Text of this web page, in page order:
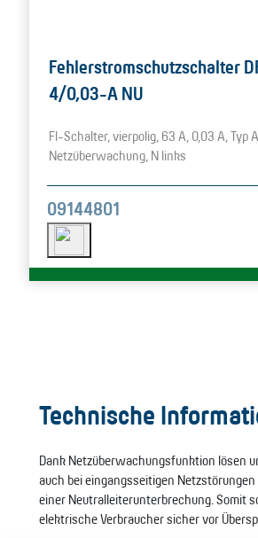
Fehlerstromschutzschalter
4/0,03-A NU
FI-Schalter, vierpolig, 63 A, 0,03 A, Typ A,
Netzüberwachung, N links
09144801
Technische
Dank Netzüberwachungsfunktion lösen
auch bei eingangsseitigen
einer Neutralleiterunterbrechung. Somit
elektrische Verbraucher sicher vor